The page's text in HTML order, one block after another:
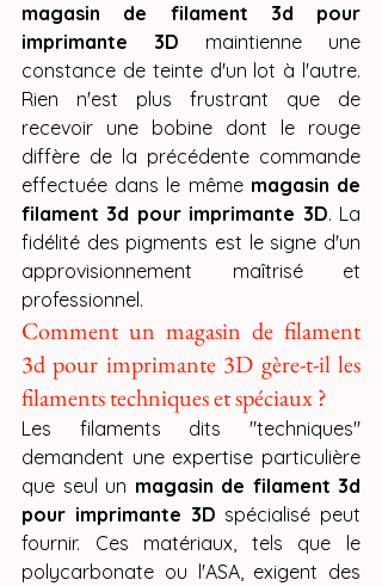
magasin de filament 3d pour
imprimante 3D maintienne une
constance de teinte d'un lot à l'autre.
Rien n'est plus frustrant que de
recevoir une bobine dont le rouge
diffère de la précédente commande
effectuée dans le même magasin de
filament 3d pour imprimante 3D. La
fidélité des pigments est le signe d'un
approvisionnement maîtrisé et
professionnel.
Comment un magasin de filament
3d pour imprimante 3D gère-t-il les
filaments techniques et spéciaux ?
Les filaments dits "techniques"
demandent une expertise particulière
que seul un magasin de filament 3d
pour imprimante 3D spécialisé peut
fournir. Ces matériaux, tels que le
polycarbonate ou l'ASA, exigent des